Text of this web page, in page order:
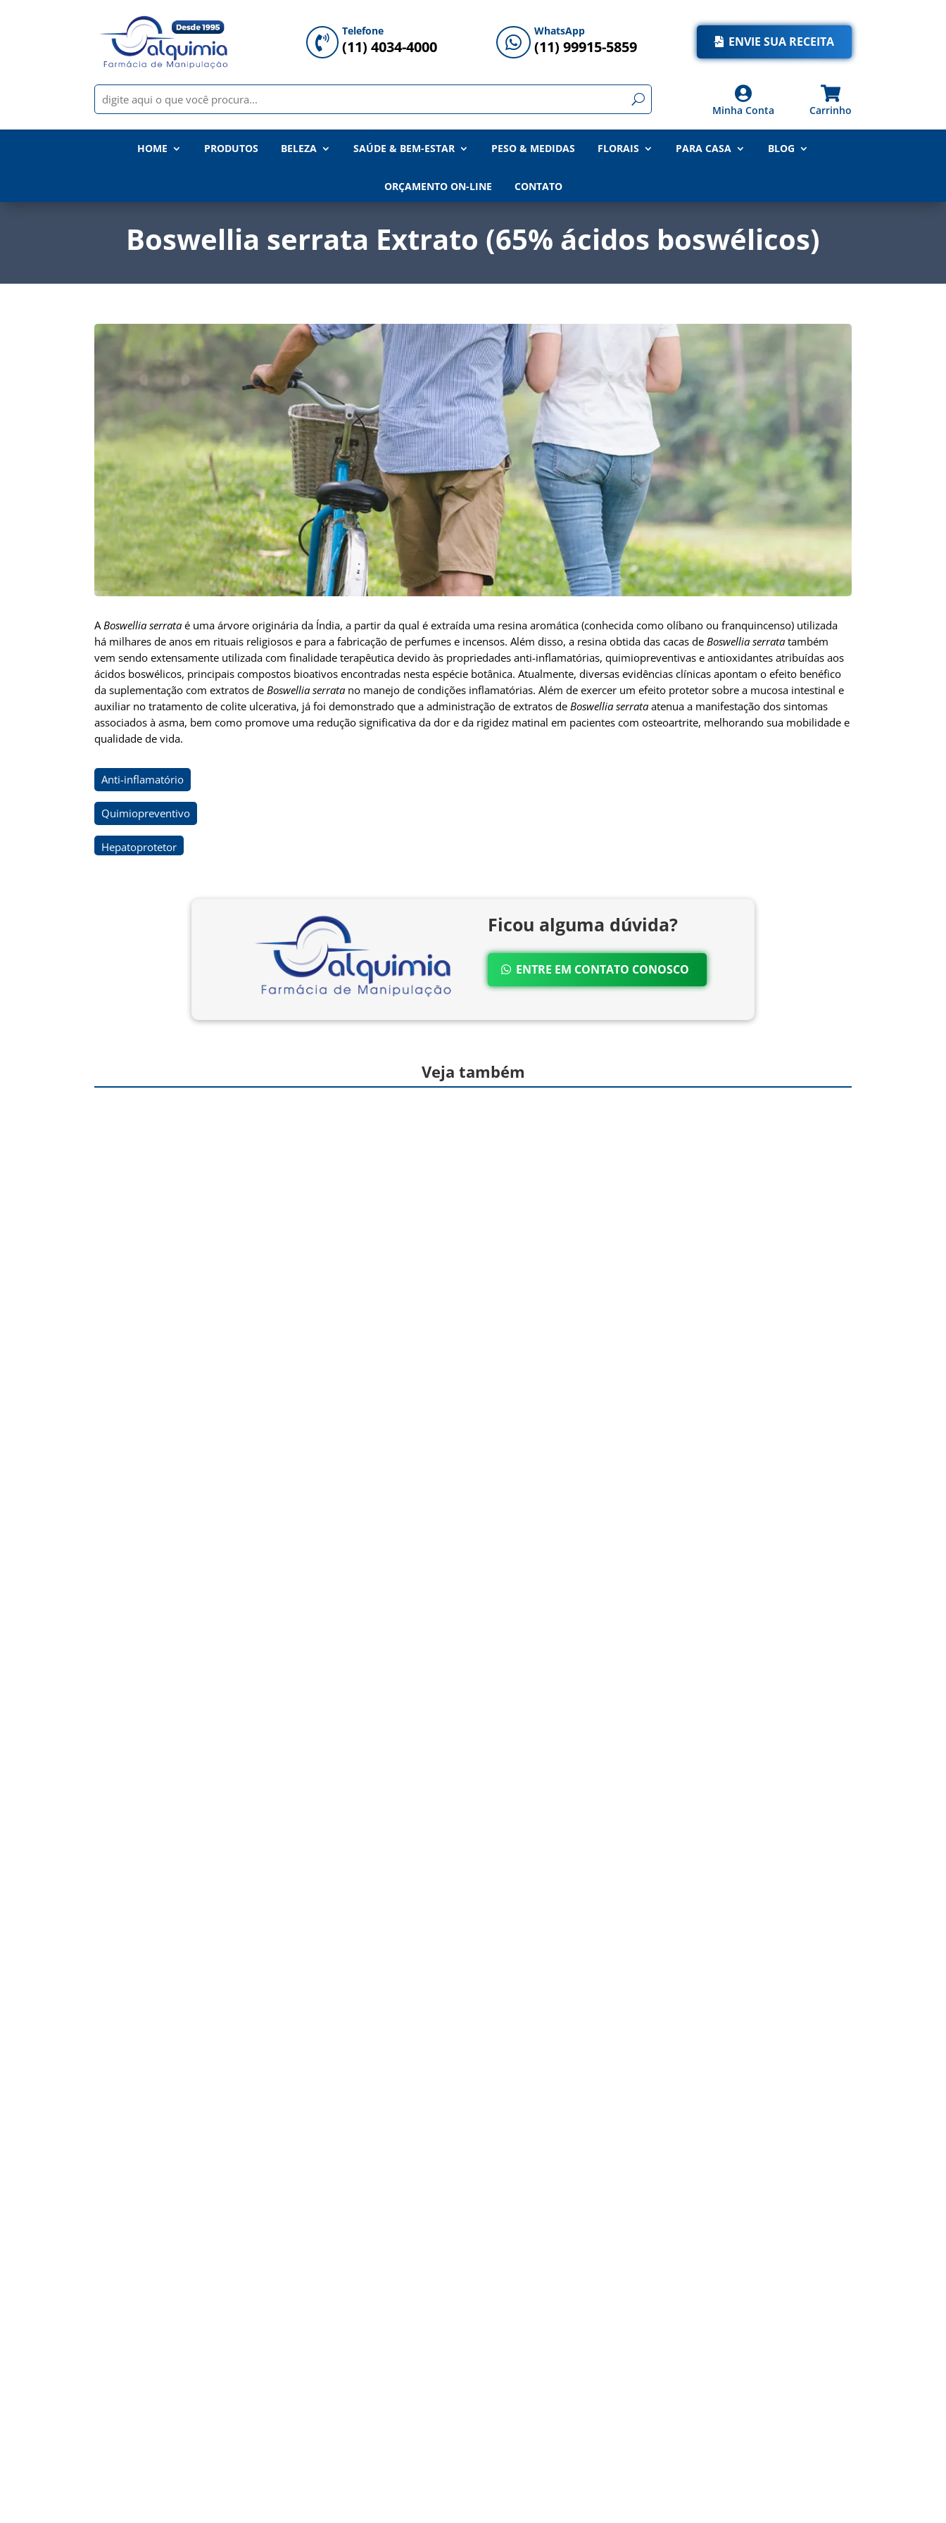

Telefone
(11) 4034-4000 
WhatsApp
(11) 99915-5859 ENVIE SUA RECEITA

Minha Conta

Carrinho
HOME PRODUTOS BELEZA SAÚDE & BEM-ESTAR PESO & MEDIDAS FLORAIS PARA CASA BLOG
ORÇAMENTO ON-LINE CONTATO
Boswellia serrata Extrato (65% ácidos boswélicos)
A Boswellia serrata é uma árvore originária da Índia, a partir da qual é extraída uma resina aromática (conhecida como olíbano ou franquincenso) utilizada
há milhares de anos em rituais religiosos e para a fabricação de perfumes e incensos. Além disso, a resina obtida das cacas de Boswellia serrata também
vem sendo extensamente utilizada com finalidade terapêutica devido às propriedades anti-inflamatórias, quimiopreventivas e antioxidantes atribuídas aos
ácidos boswélicos, principais compostos bioativos encontradas nesta espécie botânica. Atualmente, diversas evidências clínicas apontam o efeito benéfico
da suplementação com extratos de Boswellia serrata no manejo de condições inflamatórias. Além de exercer um efeito protetor sobre a mucosa intestinal e
auxiliar no tratamento de colite ulcerativa, já foi demonstrado que a administração de extratos de Boswellia serrata atenua a manifestação dos sintomas
associados à asma, bem como promove uma redução significativa da dor e da rigidez matinal em pacientes com osteoartrite, melhorando sua mobilidade e
qualidade de vida.
Anti-inflamatório
Quimiopreventivo
Hepatoprotetor
Ficou alguma dúvida?
ENTRE EM CONTATO CONOSCO
Veja também